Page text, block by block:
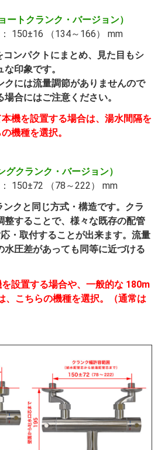
ートクランク・バージョン）
150±16 （134～166） mm
ンパクトにまとめ、見た目もシ
印象です。
クには流量調節がありませんので
合にはご注意ください。
機を設置する場合は、湯水間隔を
機種を選択。
グクランク・バージョン）
150±72 （78～222） mm
クと同じ方式・構造です。クラ
整することで、様々な既存の配管
・取付することが出来ます。流量
水圧差があっても同等に近づける
設置する場合や、一般的な 180m
、こちらの機種を選択。（通常は